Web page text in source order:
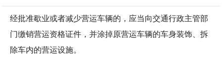
经批准歇业或者减少营运车辆的，应当向交通行政主管部
门缴销营运资格证件，并涂掉原营运车辆的车身装饰、拆
除车内的营运设施。